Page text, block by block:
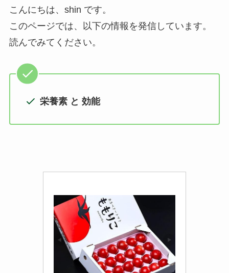
こんにちは、shin です。
このページでは、以下の情報を発信しています。
読んでみてください。
栄養素 と 効能